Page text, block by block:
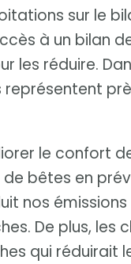
sur le
à un bilan
les réduire.
le confort
bêtes en
nos
De plus, les
qui réduirait